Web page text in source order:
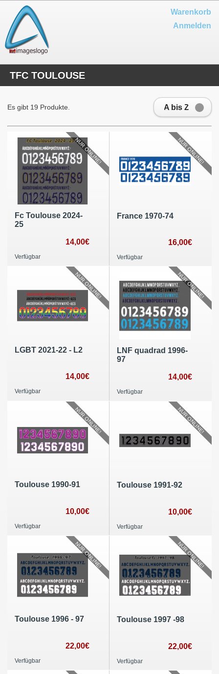
Warenkorb
Anmelden
TFC TOULOUSE
A bis Z
Es gibt 19 Produkte.
Fc Toulouse 2024-
25
14,00€
Verfügbar
NUR ONLINE!
France 1970-74
16,00€
Verfügbar
NUR ONLINE!
LGBT 2021-22 - L2
14,00€
Verfügbar
NUR ONLINE!
LNF quadrad 1996-
97
14,00€
Verfügbar
NUR ONLINE!
Toulouse 1990-91
10,00€
Verfügbar
NUR ONLINE!
Toulouse 1991-92
10,00€
Verfügbar
NUR ONLINE!
Toulouse 1996 - 97
22,00€
Verfügbar
NUR ONLINE!
Toulouse 1997 -98
22,00€
Verfügbar
NUR ONLINE!